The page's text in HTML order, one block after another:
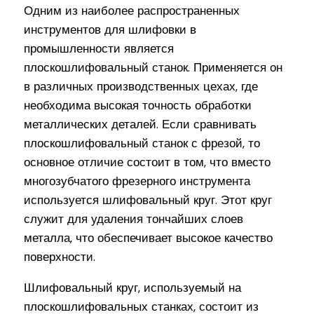
Одним из наиболее распространенных
инструментов для шлифовки в
промышленности является
плоскошлифовальный станок. Применяется он
в различных производственных цехах, где
необходима высокая точность обработки
металлических деталей. Если сравнивать
плоскошлифовальный станок с фрезой, то
основное отличие состоит в том, что вместо
многозубчатого фрезерного инструмента
используется шлифовальный круг. Этот круг
служит для удаления тончайших слоев
металла, что обеспечивает высокое качество
поверхности.
Шлифовальный круг, используемый на
плоскошлифовальных станках, состоит из